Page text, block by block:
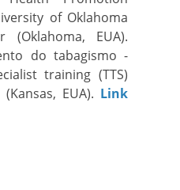
of Oklahoma
(Oklahoma, EUA).
do tabagismo -
training (TTS)
EUA). Link